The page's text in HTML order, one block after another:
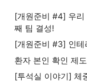
[개원준비 #4] 우리
째 팀 결성!
[개원준비 #3] 인테
환자 본인 확인 제도
[투석실 이야기] 체